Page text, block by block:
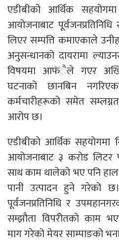
एडीबीको आर्थिक
आयोजनाबाट
लिएर सम्पत्ति कमाएकाले
अनुसन्धानको दायरामा
विषयमा आफंैले गएर
घटनाको छानबिन
कर्मचारीहरूको समेत
आरोप छ।
एडीबीको आर्थिक सहयोगमा
आयोजनाबाट ३ करोड लिटर
साथ काम थालेको भए पनि
पानी उत्पादन हुने गरेको
पूर्वजनप्रतिनिधि र
सम्झौता विपरीतको काम
माग गरेको मेयर साम्पाङको